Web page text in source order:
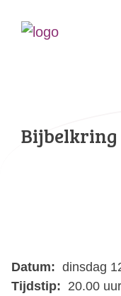
Bijbelkring
Datum: dinsdag
Tijdstip: 20.00